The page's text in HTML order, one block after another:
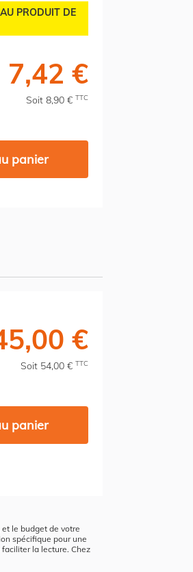
PRODUIT DE
7,42 €
Soit 8,90 € TTC
panier
€
Soit 54,00 € TTC
panier
le budget de votre
spécifique pour une
la lecture. Chez